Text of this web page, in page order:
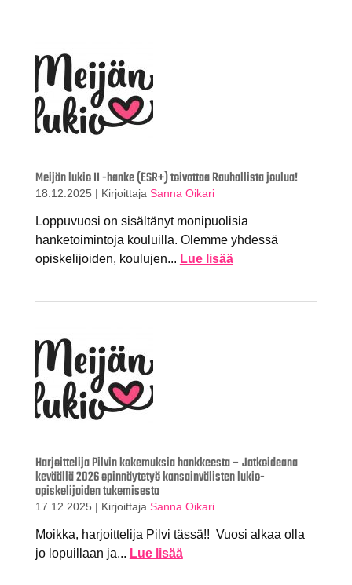
Meijän lukio II -hanke (ESR+) toivottaa Rauhallista joulua!
18.12.2025 | Kirjoittaja Sanna Oikari
Loppuvuosi on sisältänyt monipuolisia
hanketoimintoja kouluilla. Olemme yhdessä
opiskelijoiden, koulujen... Lue lisää
Harjoittelija Pilvin kokemuksia hankkeesta – Jatkoideana
keväällä 2026 opinnäytetyö kansainvälisten lukio-
opiskelijoiden tukemisesta
17.12.2025 | Kirjoittaja Sanna Oikari
Moikka, harjoittelija Pilvi tässä!! Vuosi alkaa olla
jo lopuillaan ja... Lue lisää